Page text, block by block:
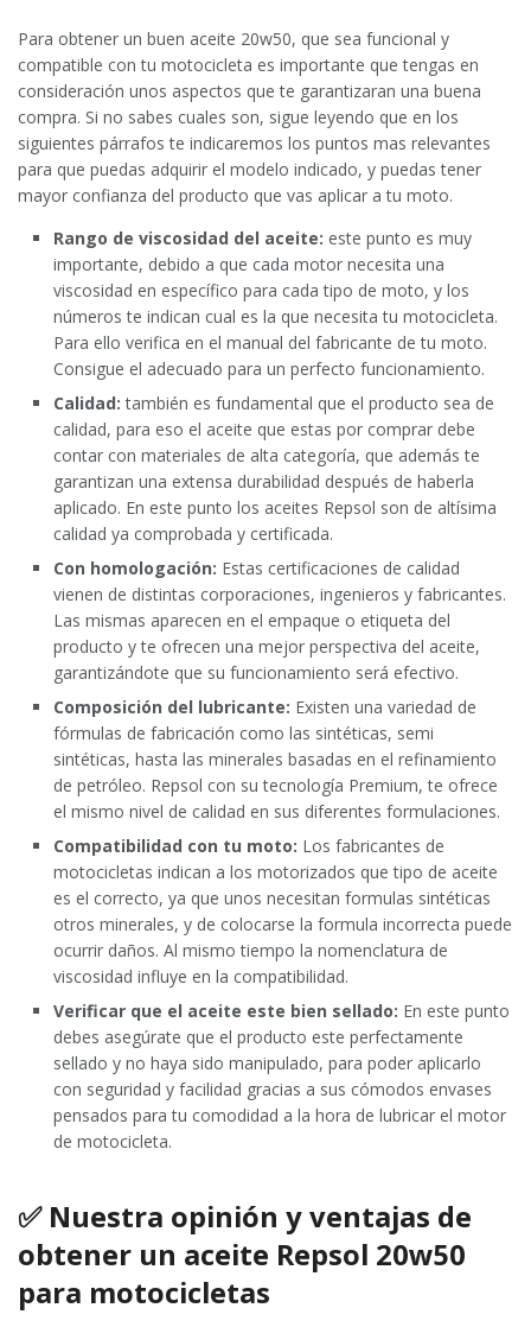
Para obtener un buen aceite 20w50, que sea funcional y
compatible con tu motocicleta es importante que tengas en
consideración unos aspectos que te garantizaran una buena
compra. Si no sabes cuales son, sigue leyendo que en los
siguientes párrafos te indicaremos los puntos mas relevantes
para que puedas adquirir el modelo indicado, y puedas tener
mayor confianza del producto que vas aplicar a tu moto.
Rango de viscosidad del aceite: este punto es muy
importante, debido a que cada motor necesita una
viscosidad en específico para cada tipo de moto, y los
números te indican cual es la que necesita tu motocicleta.
Para ello verifica en el manual del fabricante de tu moto.
Consigue el adecuado para un perfecto funcionamiento.
Calidad: también es fundamental que el producto sea de
calidad, para eso el aceite que estas por comprar debe
contar con materiales de alta categoría, que además te
garantizan una extensa durabilidad después de haberla
aplicado. En este punto los aceites Repsol son de altísima
calidad ya comprobada y certificada.
Con homologación: Estas certificaciones de calidad
vienen de distintas corporaciones, ingenieros y fabricantes.
Las mismas aparecen en el empaque o etiqueta del
producto y te ofrecen una mejor perspectiva del aceite,
garantizándote que su funcionamiento será efectivo.
Composición del lubricante: Existen una variedad de
fórmulas de fabricación como las sintéticas, semi
sintéticas, hasta las minerales basadas en el refinamiento
de petróleo. Repsol con su tecnología Premium, te ofrece
el mismo nivel de calidad en sus diferentes formulaciones.
Compatibilidad con tu moto: Los fabricantes de
motocicletas indican a los motorizados que tipo de aceite
es el correcto, ya que unos necesitan formulas sintéticas
otros minerales, y de colocarse la formula incorrecta puede
ocurrir daños. Al mismo tiempo la nomenclatura de
viscosidad influye en la compatibilidad.
Verificar que el aceite este bien sellado: En este punto
debes asegúrate que el producto este perfectamente
sellado y no haya sido manipulado, para poder aplicarlo
con seguridad y facilidad gracias a sus cómodos envases
pensados para tu comodidad a la hora de lubricar el motor
de motocicleta.
✅ Nuestra opinión y ventajas de
obtener un aceite Repsol 20w50
para motocicletas